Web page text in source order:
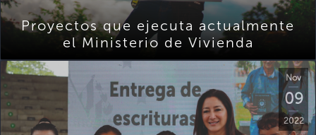
Proyectos que ejecuta actualmente
el Ministerio de Vivienda
Nov
09
2022